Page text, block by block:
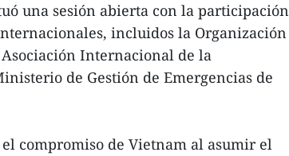
una sesión abierta con la participación
incluidos la Organización
Internacional de la
de Gestión de Emergencias de
compromiso de Vietnam al asumir el